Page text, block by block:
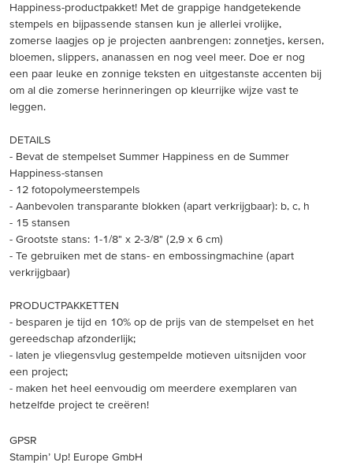
Happiness-productpakket! Met de grappige handgetekende
stempels en bijpassende stansen kun je allerlei vrolijke,
zomerse laagjes op je projecten aanbrengen: zonnetjes, kersen,
bloemen, slippers, ananassen en nog veel meer. Doe er nog
een paar leuke en zonnige teksten en uitgestanste accenten bij
om al die zomerse herinneringen op kleurrijke wijze vast te
leggen.
DETAILS
- Bevat de stempelset Summer Happiness en de Summer
Happiness-stansen
- 12 fotopolymeerstempels
- Aanbevolen transparante blokken (apart verkrijgbaar): b, c, h
- 15 stansen
- Grootste stans: 1-1/8" x 2-3/8" (2,9 x 6 cm)
- Te gebruiken met de stans- en embossingmachine (apart
verkrijgbaar)
PRODUCTPAKKETTEN
- besparen je tijd en 10% op de prijs van de stempelset en het
gereedschap afzonderlijk;
- laten je vliegensvlug gestempelde motieven uitsnijden voor
een project;
- maken het heel eenvoudig om meerdere exemplaren van
hetzelfde project te creëren!
GPSR
Stampin’ Up! Europe GmbH